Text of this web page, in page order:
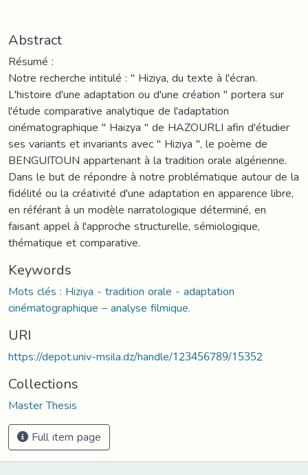
Abstract
Résumé :
Notre recherche intitulé : " Hiziya, du texte à l'écran.
L'histoire d'une adaptation ou d'une création " portera sur
l'étude comparative analytique de l'adaptation
cinématographique " Haizya " de HAZOURLI afin d'étudier
ses variants et invariants avec " Hiziya ", le poème de
BENGUITOUN appartenant à la tradition orale algérienne.
Dans le but de répondre à notre problématique autour de la
fidélité ou la créativité d'une adaptation en apparence libre,
en référant à un modèle narratologique déterminé, en
faisant appel à l'approche structurelle, sémiologique,
thématique et comparative.
Keywords
Mots clés : Hiziya - tradition orale - adaptation
cinématographique – analyse filmique.
URI
https://depot.univ-msila.dz/handle/123456789/15352
Collections
Master Thesis
Full item page